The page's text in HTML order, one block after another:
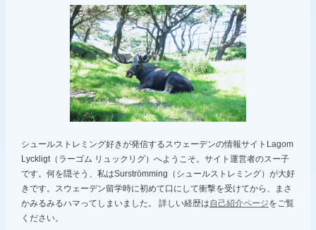
シュールストレミング好きが発信するスウェーデンの情報サイトLagom
Lyckligt（ラーゴム リュックリグ）へようこそ。サイト運営者のスー子
です。何を隠そう、私はSurströmming（シュールストレミング）が大好
きです。スウェーデン留学時に初めて口にして衝撃を受けてから、まさ
かみるみるハマってしまいました。 詳しい経歴は自己紹介ページをご覧
ください。